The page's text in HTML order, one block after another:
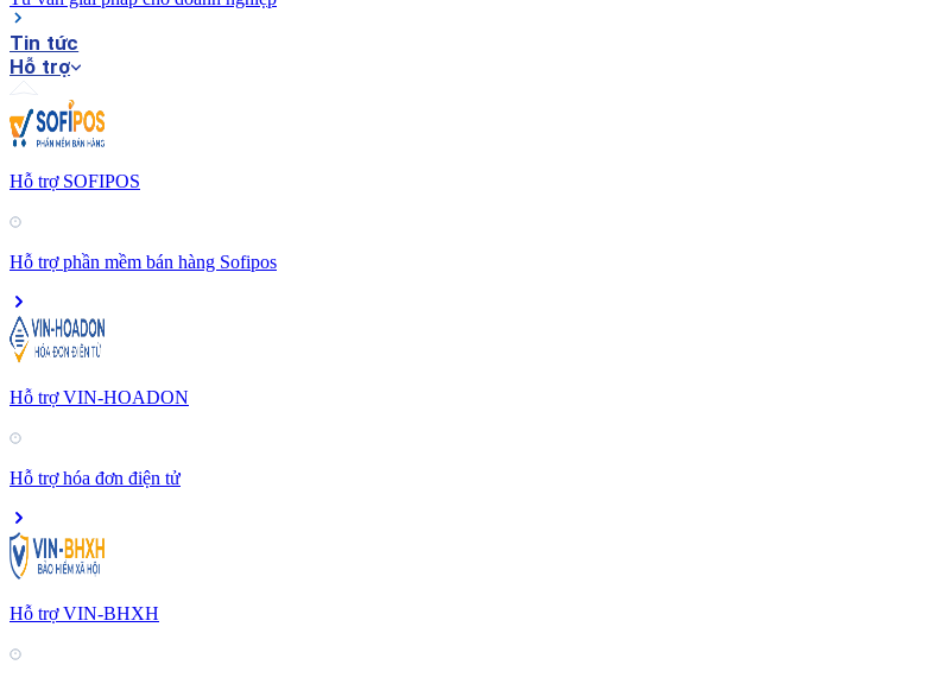
Tin tức
Hỗ trợ
Hỗ trợ SOFIPOS
Hỗ trợ phần mềm bán hàng Sofipos
Hỗ trợ VIN-HOADON
Hỗ trợ hóa đơn điện tử
Hỗ trợ VIN-BHXH